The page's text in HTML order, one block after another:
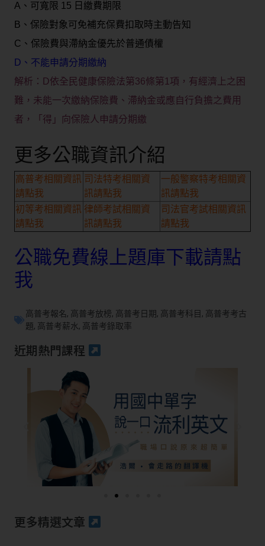
A、可寬限 15 日繳費期限
B、保險對象可免補充保費扣取時主動告知
C、保險費與滯納金優先於普通債權
D、不能申請分期繳納
解析： D依全民健康保險法第36條第1項，有經濟上之困
難，未能一次繳納保險費、滯納金或應自行負擔之費用
者，「得」向保險人申請分期繳
更多公職資訊介紹
高普考相關資訊
請點我
司法特考相關資
訊請點我
一般警察特考相關資
訊請點我
初等考相關資訊
請點我
律師考試相關資
訊請點我
司法官考試相關資訊
請點我
公職免費線上題庫下載請點
我
高普考報名, 高普考放榜, 高普考日期, 高普考科目 , 高普考考古
題, 高普考薪水, 高普考錄取率
近期熱門課程
更多精選文章